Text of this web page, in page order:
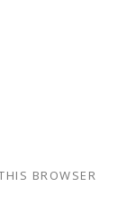
BROWSER